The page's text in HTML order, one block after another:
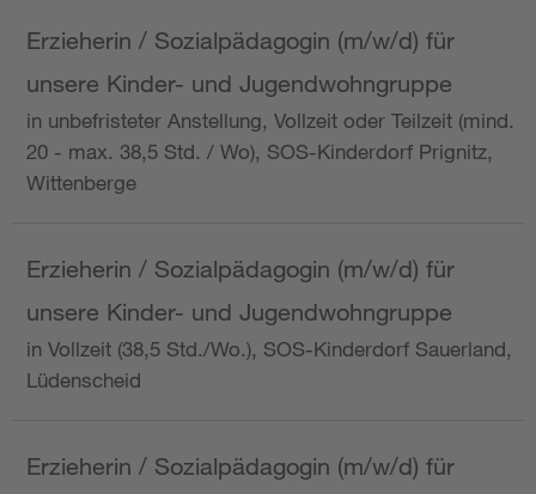
Erzieherin / Sozialpädagogin (m/w/d) für
unsere Kinder- und Jugendwohngruppe
in unbefristeter Anstellung, Vollzeit oder Teilzeit (mind.
20 - max. 38,5 Std. / Wo), SOS-Kinderdorf Prignitz,
Wittenberge
Erzieherin / Sozialpädagogin (m/w/d) für
unsere Kinder- und Jugendwohngruppe
in Vollzeit (38,5 Std./Wo.), SOS-Kinderdorf Sauerland,
Lüdenscheid
Erzieherin / Sozialpädagogin (m/w/d) für